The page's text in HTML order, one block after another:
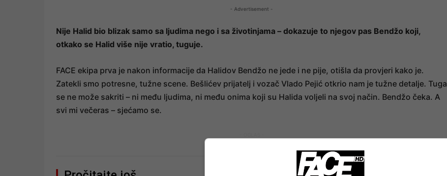
- Advertisement -
Nije Halid bio blizak samo sa ljudima nego i sa životinjama – dokazuje to njegov pas Bendžo koji,
otkako se Halid više nije vratio, tuguje.
FACE ekipa prva je nakon informacije da Halidov Bendžo ne jede i ne pije, otišla da provjeri kako je.
Zatekli smo potresne, tužne scene. Bešlićev prijatelj i vozač Vlado Pejić otkrio nam je tužne detalje. Tuga
se ne može sakriti – ni među ljudima, ni među onima koji su Halida voljeli na svoj način. Bendžo čeka. A
svi mi večeras – sjećamo se.